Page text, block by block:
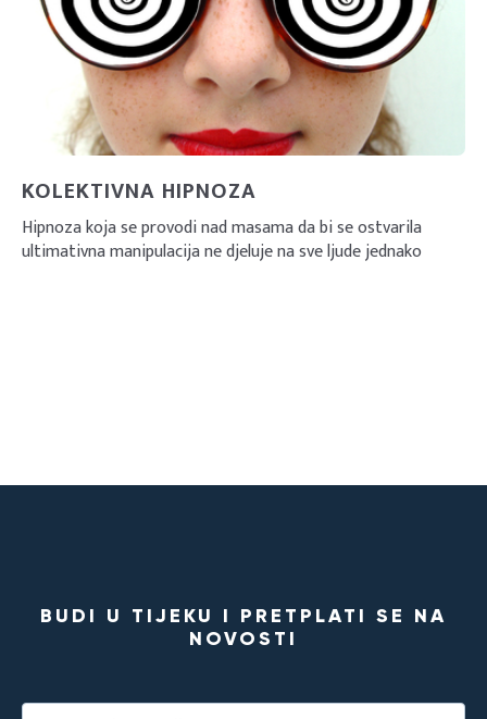
KOLEKTIVNA HIPNOZA
Hipnoza koja se provodi nad masama da bi se ostvarila
ultimativna manipulacija ne djeluje na sve ljude jednako
BUDI U TIJEKU I PRETPLATI SE NA
NOVOSTI